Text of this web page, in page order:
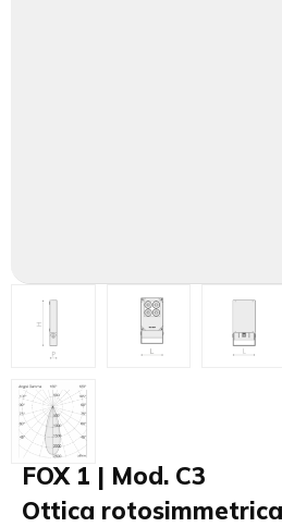
FOX 1 | Mod. C3
Ottica